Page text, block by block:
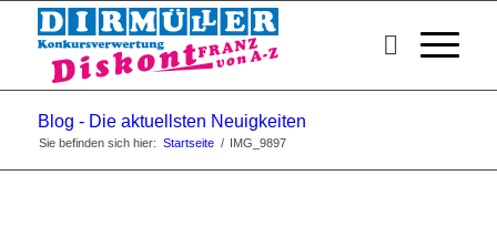
Blog - Die aktuellsten Neuigkeiten
Sie befinden sich hier: Startseite / IMG_9897